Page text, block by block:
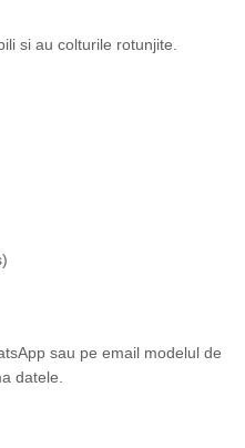
si au colturile rotunjite.
sau pe email modelul de
datele.